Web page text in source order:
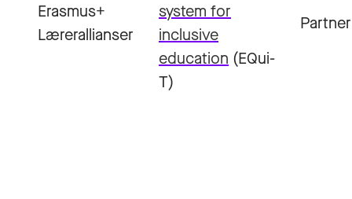
Erasmus+
Lærerallianser
system for
inclusive
education (EQui-
T)
Partner